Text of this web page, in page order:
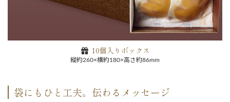
10個入りボックス
縦約260×横約180×高さ約86mm
袋にもひと工夫。伝わるメッセージ